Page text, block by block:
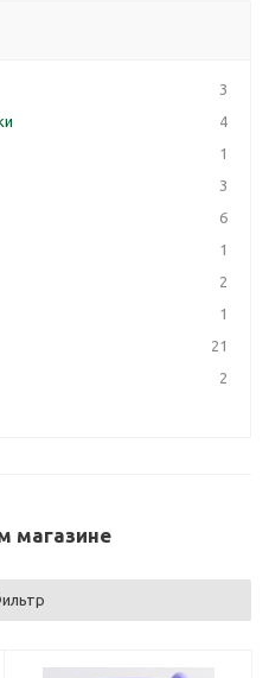
3
4
1
3
6
1
2
1
21
2
магазине